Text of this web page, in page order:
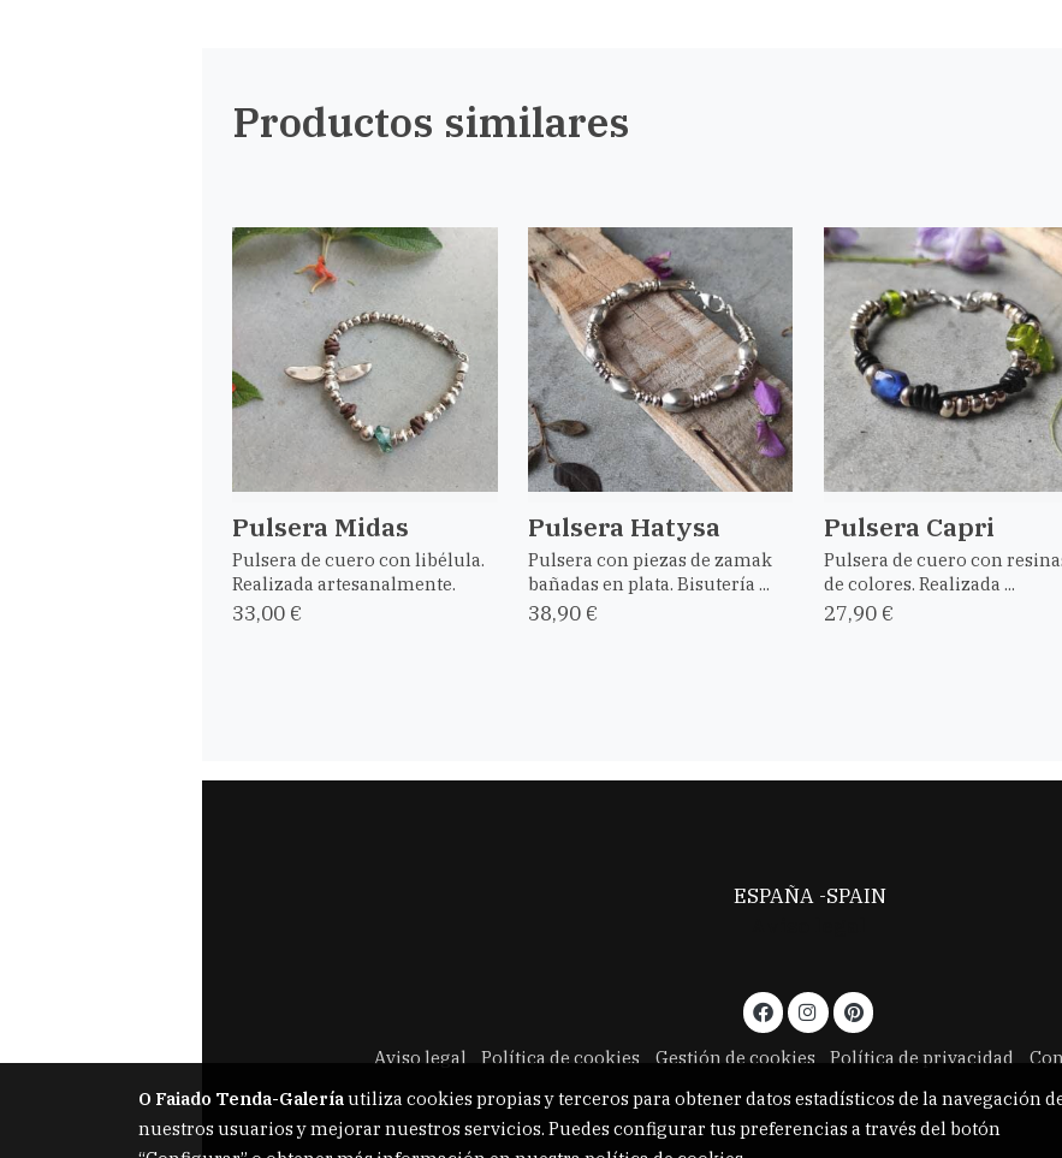
Productos similares
Pulsera Midas
Pulsera de cuero con libélula.
Realizada artesanalmente.
33,00 €
Pulsera Hatysa
Pulsera con piezas de zamak
bañadas en plata. Bisutería ...
38,90 €
Pulsera Capri
Pulsera de cuero con
de colores. Realizada ...
27,90 €
ESPAÑA -SPAIN
Aviso legal Política de cookies Gestión de cookies Política de privacidad
O Faiado Tenda-Galeríautiliza cookies propias y terceros para obtener datos estadísticos de la navegación
nuestros usuarios y mejorar nuestros servicios. Puedes configurar tus preferencias a través del botón